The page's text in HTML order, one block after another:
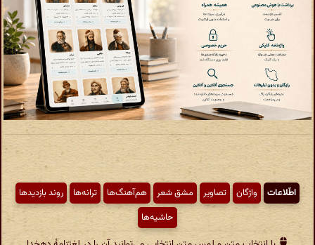
اطّلاعات واژگان تصاویر مشق شعر هم‌آهنگ‌ها ترانه‌ها
روند بازدیدها
حاشیه‌ها